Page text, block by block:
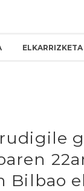
ELKARRIZKETA
Bilbao